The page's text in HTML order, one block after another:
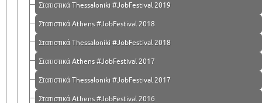
Στατιστικά Thessaloniki #JobFestival 2019
Στατιστικά Athens #JobFestival 2018
Στατιστικά Thessaloniki #JobFestival 2018
Στατιστικά Athens #JobFestival 2017
Στατιστικά Thessaloniki #JobFestival 2017
Στατιστικά Athens #JobFestival 2016